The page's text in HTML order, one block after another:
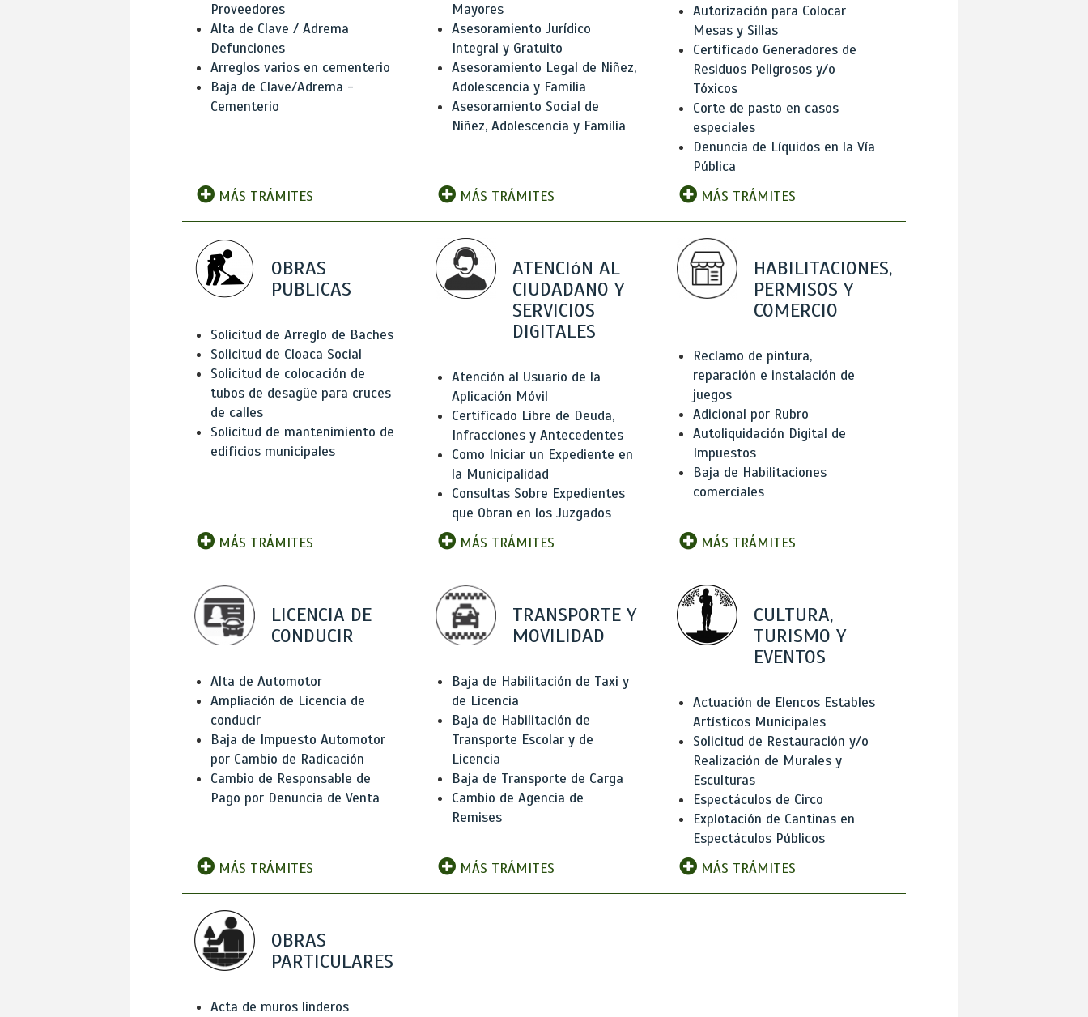
Proveedores
Alta de Clave / Adrema
Defunciones
Arreglos varios en cementerio
Baja de Clave/Adrema -
Cementerio
MÁS TRÁMITES
Mayores
Asesoramiento Jurídico
Integral y Gratuito
Asesoramiento Legal de Niñez,
Adolescencia y Familia
Asesoramiento Social de
Niñez, Adolescencia y Familia
MÁS TRÁMITES
Autorización para Colocar
Mesas y Sillas
Certificado Generadores de
Residuos Peligrosos y/o
Tóxicos
Corte de pasto en casos
especiales
Denuncia de Líquidos en la Vía
Pública
MÁS TRÁMITES
OBRAS
PUBLICAS
Solicitud de Arreglo de Baches
Solicitud de Cloaca Social
Solicitud de colocación de
tubos de desagüe para cruces
de calles
Solicitud de mantenimiento de
edificios municipales
MÁS TRÁMITES
ATENCIóN AL
CIUDADANO Y
SERVICIOS
DIGITALES
Atención al Usuario de la
Aplicación Móvil
Certificado Libre de Deuda,
Infracciones y Antecedentes
Como Iniciar un Expediente en
la Municipalidad
Consultas Sobre Expedientes
que Obran en los Juzgados
MÁS TRÁMITES
HABILITACIONES,
PERMISOS Y
COMERCIO
Reclamo de pintura,
reparación e instalación de
juegos
Adicional por Rubro
Autoliquidación Digital de
Impuestos
Baja de Habilitaciones
comerciales
MÁS TRÁMITES
LICENCIA DE
CONDUCIR
Alta de Automotor
Ampliación de Licencia de
conducir
Baja de Impuesto Automotor
por Cambio de Radicación
Cambio de Responsable de
Pago por Denuncia de Venta
MÁS TRÁMITES
TRANSPORTE Y
MOVILIDAD
Baja de Habilitación de Taxi y
de Licencia
Baja de Habilitación de
Transporte Escolar y de
Licencia
Baja de Transporte de Carga
Cambio de Agencia de
Remises
MÁS TRÁMITES
CULTURA,
TURISMO Y
EVENTOS
Actuación de Elencos Estables
Artísticos Municipales
Solicitud de Restauración y/o
Realización de Murales y
Esculturas
Espectáculos de Circo
Explotación de Cantinas en
Espectáculos Públicos
MÁS TRÁMITES
OBRAS
PARTICULARES
Acta de muros linderos